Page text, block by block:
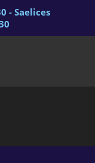
- Saelices